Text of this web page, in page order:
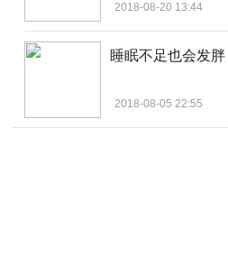
2018-08-20 13:44
睡眠不足也会发胖
2018-08-05 22:55